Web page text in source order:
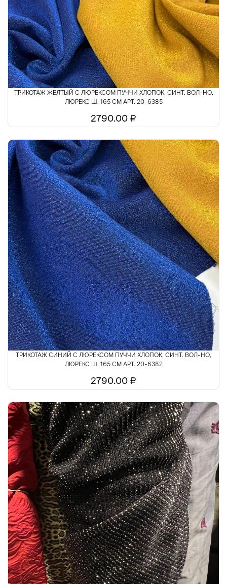
ТРИКОТАЖ ЖЕЛТЫЙ С ЛЮРЕКСОМ ПУЧЧИ ХЛОПОК, СИНТ. ВОЛ-НО,
ЛЮРЕКС Ш. 165 СМ АРТ. 20-6385
2790.00 ₽
ТРИКОТАЖ СИНИЙ С ЛЮРЕКСОМ ПУЧЧИ ХЛОПОК, СИНТ. ВОЛ-НО,
ЛЮРЕКС Ш. 165 СМ АРТ. 20-6382
2790.00 ₽